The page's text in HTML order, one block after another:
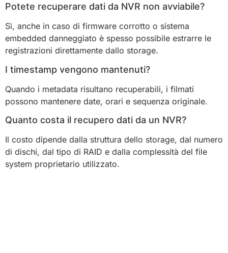
Potete recuperare dati da NVR non avviabile?
Sì, anche in caso di firmware corrotto o sistema
embedded danneggiato è spesso possibile estrarre le
registrazioni direttamente dallo storage.
I timestamp vengono mantenuti?
Quando i metadata risultano recuperabili, i filmati
possono mantenere date, orari e sequenza originale.
Quanto costa il recupero dati da un NVR?
Il costo dipende dalla struttura dello storage, dal numero
di dischi, dal tipo di RAID e dalla complessità del file
system proprietario utilizzato.